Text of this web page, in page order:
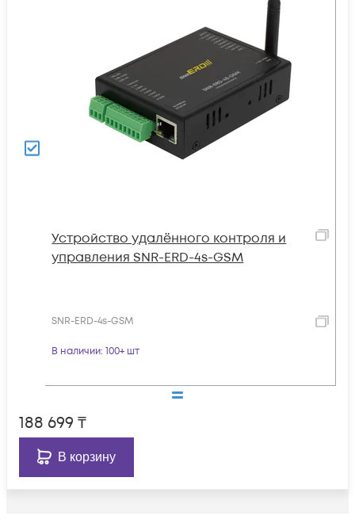
Устройство удалённого контроля и
управления SNR-ERD-4s-GSM
SNR-ERD-4s-GSM
В наличии: 100+ шт
188 699 ₸
В корзину